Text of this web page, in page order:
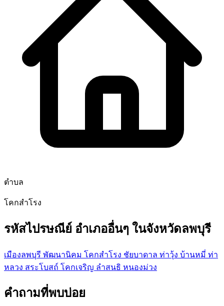
ตำบล
โคกสำโรง
รหัสไปรษณีย์ อำเภออื่นๆ ในจังหวัดลพบุรี
เมืองลพบุรี พัฒนานิคม โคกสำโรง ชัยบาดาล ท่าวุ้ง บ้านหมี่ ท่า
หลวง สระโบสถ์ โคกเจริญ ลำสนธิ หนองม่วง
คำถามที่พบบ่อย